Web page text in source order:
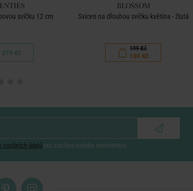
svíčku 12 cm
279 Kč
BLOSSOM
Svícen na dlouhou svíčku květina - žlutá
199 Kč
100 Kč
osobních údajů pro zasílání našeho newsletteru